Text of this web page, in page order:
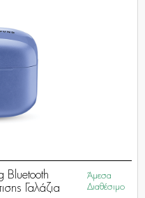
Bluetooth
Γαλάζια
Άμεσα
Διαθέσιμο